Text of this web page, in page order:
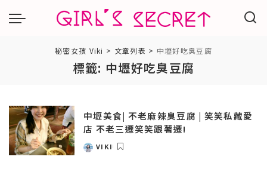
秘密女孩 Viki > 文章列表 > 中壢好吃臭豆腐
標籤: 中壢好吃臭豆腐
中壢美食| 不老麻辣臭豆腐 | 笑笑私藏愛
店 不老三遷笑笑跟著遷!
POSTED
VIKI